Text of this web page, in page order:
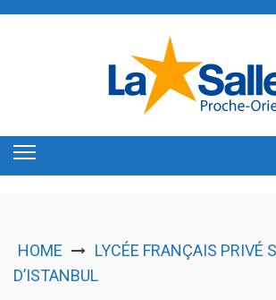
HOME
LYCÉE FRANÇAIS PRIVÉ
D’ISTANBUL